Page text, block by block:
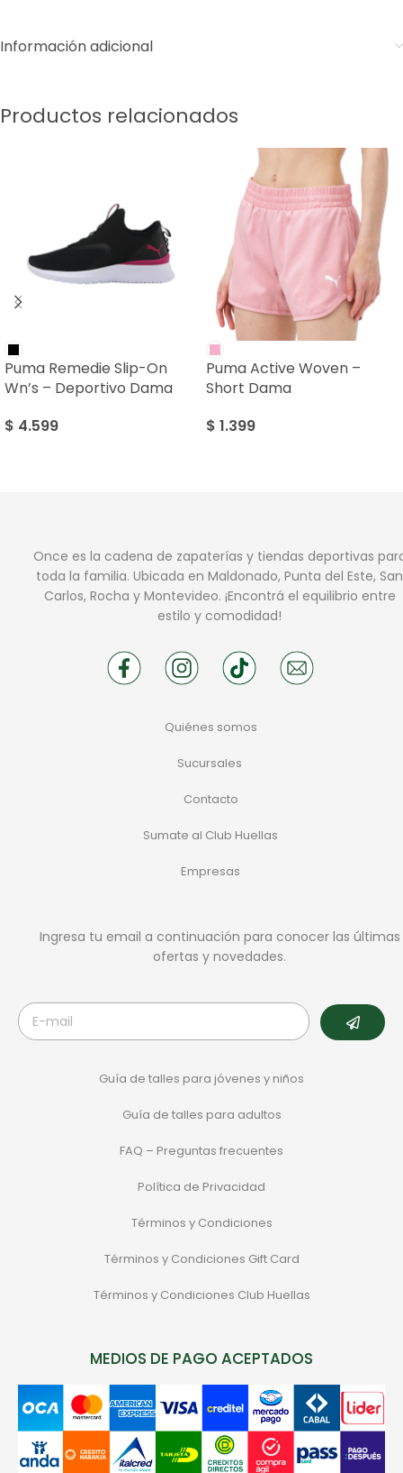
Información adicional
Productos relacionados
Puma Remedie Slip-On
Wn’s – Deportivo Dama
$ 4.599
Puma Active Woven –
Short Dama
$ 1.399
Once es la cadena de zapaterías y tiendas deportivas
toda la familia. Ubicada en Maldonado, Punta del Este, San
Carlos, Rocha y Montevideo. ¡Encontrá el equilibrio entre
estilo y comodidad!
Quiénes somos
Sucursales
Contacto
Sumate al Club Huellas
Empresas
Ingresa tu email a continuación para conocer las últimas
ofertas y novedades.
Guía de talles para jóvenes y niños
Guía de talles para adultos
FAQ – Preguntas frecuentes
Política de Privacidad
Términos y Condiciones
Términos y Condiciones Gift Card
Términos y Condiciones Club Huellas
MEDIOS DE PAGO ACEPTADOS